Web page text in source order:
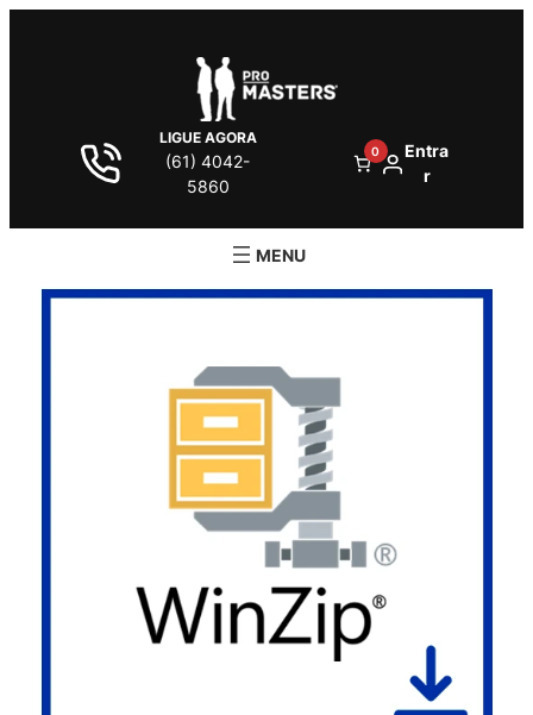
LIGUE AGORA
(61) 4042-
5860
0
Entra
r